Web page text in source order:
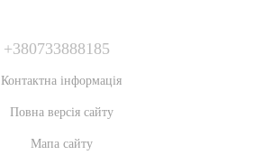
+380733888185
Контактна інформація
Повна версія сайту
Мапа сайту